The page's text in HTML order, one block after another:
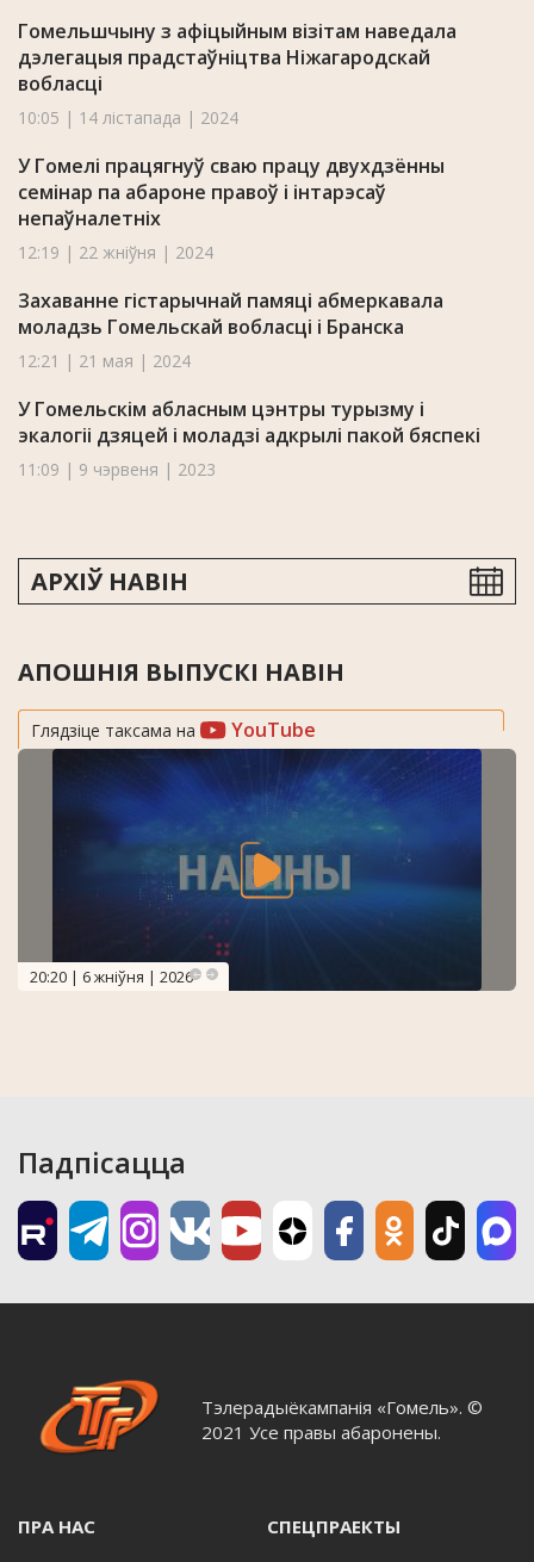
Гомельшчыну з афіцыйным візітам наведала
дэлегацыя прадстаўніцтва Ніжагародскай
вобласці
10:05 | 14 лістапада | 2024
У Гомелі працягнуў сваю працу двухдзённы
семінар па абароне правоў і інтарэсаў
непаўналетніх
12:19 | 22 жніўня | 2024
Захаванне гістарычнай памяці абмеркавала
моладзь Гомельскай вобласці і Бранска
12:21 | 21 мая | 2024
У Гомельскім абласным цэнтры турызму і
экалогіі дзяцей і моладзі адкрылі пакой бяспекі
11:09 | 9 чэрвеня | 2023
АРХІЎ НАВІН
АПОШНІЯ ВЫПУСКІ НАВІН
Глядзіце таксама на YouTube
20:20 | 6 жніўня | 2026
Падпісацца
Тэлерадыёкампанія «Гомель». ©
2021 Усе правы абаронены.
ПРА НАС СПЕЦПРАЕКТЫ